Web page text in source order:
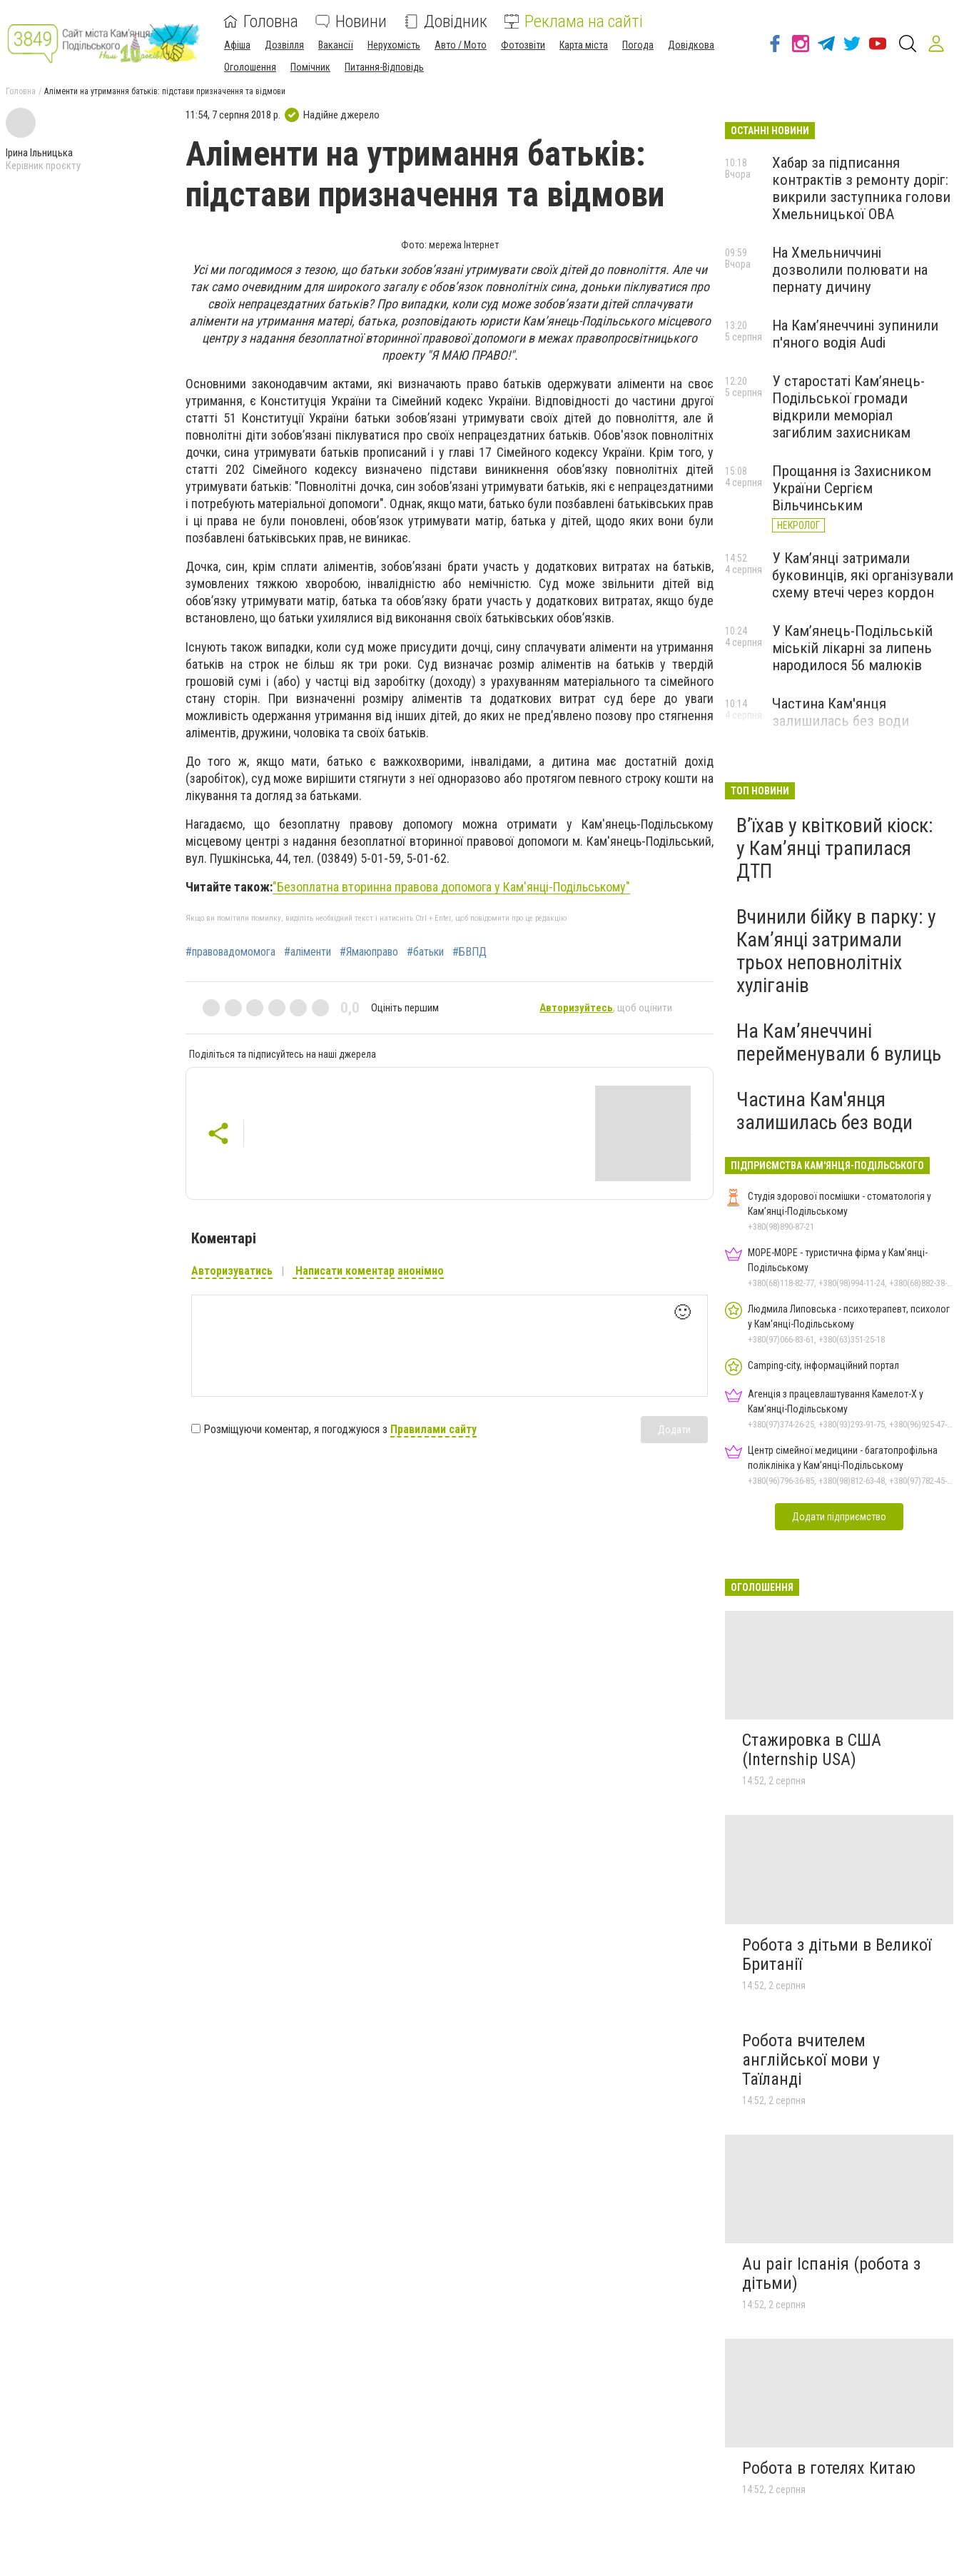
Головна Новини Довідник Реклама на сайті
Афіша Дозвілля Вакансії Нерухомість Авто / Мото Фотозвіти Карта міста Погода
Довідкова
Оголошення
Помічник Питання-Відповідь
Головна Аліменти на утримання батьків: підстави призначення та відмови
Ірина Ільницька
Керівник проєкту
11:54, 7 серпня 2018 р. Надійне джерело
Аліменти на утримання батьків:
підстави призначення та відмови
Фото: мережа Інтернет
Усі ми погодимося з тезою, що батьки зобов’язані утримувати своїх дітей до повноліття. Але чи
так само очевидним для широкого загалу є обов’язок повнолітніх сина, доньки піклуватися про
своїх непрацездатних батьків? Про випадки, коли суд може зобов’язати дітей сплачувати
аліменти на утримання матері, батька, розповідають юристи Кам’янець-Подільського місцевого
центру з надання безоплатної вторинної правової допомоги в межах правопросвітницького
проекту "Я МАЮ ПРАВО!".
Основними законодавчим актами, які визначають право батьків одержувати аліменти на своє
утримання, є Конституція України та Сімейний кодекс України. Відповідності до частини другої
статті 51 Конституції України батьки зобов’язані утримувати своїх дітей до повноліття, але й
повнолітні діти зобов’язані піклуватися про своїх непрацездатних батьків. Обов'язок повнолітніх
дочки, сина утримувати батьків прописаний і у главі 17 Сімейного кодексу України. Крім того, у
статті 202 Сімейного кодексу визначено підстави виникнення обов’язку повнолітніх дітей
утримувати батьків: "Повнолітні дочка, син зобов’язані утримувати батьків, які є непрацездатними
і потребують матеріальної допомоги". Однак, якщо мати, батько були позбавлені батьківських прав
і ці права не були поновлені, обов’язок утримувати матір, батька у дітей, щодо яких вони були
позбавлені батьківських прав, не виникає.
Дочка, син, крім сплати аліментів, зобов’язані брати участь у додаткових витратах на батьків,
зумовлених тяжкою хворобою, інвалідністю або немічністю. Суд може звільнити дітей від
обов’язку утримувати матір, батька та обов’язку брати участь у додаткових витратах, якщо буде
встановлено, що батьки ухилялися від виконання своїх батьківських обов’язків.
Існують також випадки, коли суд може присудити дочці, сину сплачувати аліменти на утримання
батьків на строк не більш як три роки. Суд визначає розмір аліментів на батьків у твердій
грошовій сумі і (або) у частці від заробітку (доходу) з урахуванням матеріального та сімейного
стану сторін. При визначенні розміру аліментів та додаткових витрат суд бере до уваги
можливість одержання утримання від інших дітей, до яких не пред’явлено позову про стягнення
аліментів, дружини, чоловіка та своїх батьків.
До того ж, якщо мати, батько є важкохворими, інвалідами, а дитина має достатній дохід
(заробіток), суд може вирішити стягнути з неї одноразово або протягом певного строку кошти на
лікування та догляд за батьками.
Нагадаємо, що безоплатну правову допомогу можна отримати у Кам'янець-Подільському
місцевому центрі з надання безоплатної вторинної правової допомоги м. Кам'янець-Подільський,
вул. Пушкінська, 44, тел. (03849) 5-01-59, 5-01-62.
Читайте також:"Безоплатна вторинна правова допомога у Кам'янці-Подільському"
Якщо ви помітили помилку, виділіть необхідний текст і натисніть Ctrl + Enter, щоб повідомити про це редакцію
#правовадомомога #аліменти #Ямаюправо #батьки #БВПД
0,0 Оцініть першим Авторизуйтесь, щоб оцінити
Поділіться та підписуйтесь на наші джерела
Коментарі
Авторизуватись Написати коментар анонімно
🙂
Розміщуючи коментар, я погоджуюся з Правилами сайту Додати
ОСТАННІ НОВИНИ
Хабар за підписання
контрактів з ремонту доріг:
викрили заступника голови
Хмельницької ОВА
10:18
Вчора
На Хмельниччині
дозволили полювати на
пернату дичину
09:59
Вчора
На Камʼянеччині зупинили
п'яного водія Audi
13:20
5 серпня
У старостаті Кам’янець-
Подільської громади
відкрили меморіал
загиблим захисникам
12:20
5 серпня
Прощання із Захисником
України Сергієм
Вільчинським
НЕКРОЛОГ
15:08
4 серпня
У Кам’янці затримали
буковинців, які організували
схему втечі через кордон
14:52
4 серпня
У Кам’янець-Подільській
міській лікарні за липень
народилося 56 малюків
10:24
4 серпня
Частина Кам'янця
залишилась без води
10:14
4 серпня
ТОП НОВИНИ
Вʼїхав у квітковий кіоск:
у Камʼянці трапилася
ДТП
Вчинили бійку в парку: у
Кам’янці затримали
трьох неповнолітніх
хуліганів
На Камʼянеччині
перейменували 6 вулиць
Частина Кам'янця
залишилась без води
ПІДПРИЄМСТВА КАМ'ЯНЦЯ-ПОДІЛЬСЬКОГО
Студія здорової посмішки - стоматологія у
Кам’янці-Подільському
+380(98)890-87-21
МОРЕ-МОРЕ - туристична фірма у Кам’янці-
Подільському
+380(68)118-82-77, +380(98)994-11-24, +380(68)882-38-28
Людмила Липовська - психотерапевт, психолог
у Кам'янці-Подільському
+380(97)066-83-61, +380(63)351-25-18
Camping-city, інформаційний портал
Агенція з працевлаштування Камелот-Х у
Кам’янці-Подільському
+380(97)374-26-25, +380(93)293-91-75, +380(96)925-47-71, +380(73)327-54-83
Центр сімейної медицини - багатопрофільна
поліклініка у Кам’янці-Подільському
+380(96)796-36-85, +380(98)812-63-48, +380(97)782-45-70
Додати підприємство
ОГОЛОШЕННЯ
Стажировка в США
(Internship USA)
14:52, 2 серпня
Робота з дітьми в Великої
Британії
14:52, 2 серпня
Робота вчителем
англійської мови у
Таїланді
14:52, 2 серпня
Au pair Іспанія (робота з
дітьми)
14:52, 2 серпня
Робота в готелях Китаю
14:52, 2 серпня